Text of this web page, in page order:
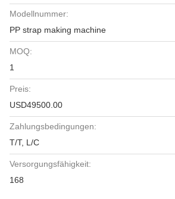
Modellnummer:
PP strap making machine
MOQ:
1
Preis:
USD49500.00
Zahlungsbedingungen:
T/T, L/C
Versorgungsfähigkeit:
168